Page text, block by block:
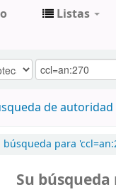
Listas
de autoridad
búsqueda para
Su